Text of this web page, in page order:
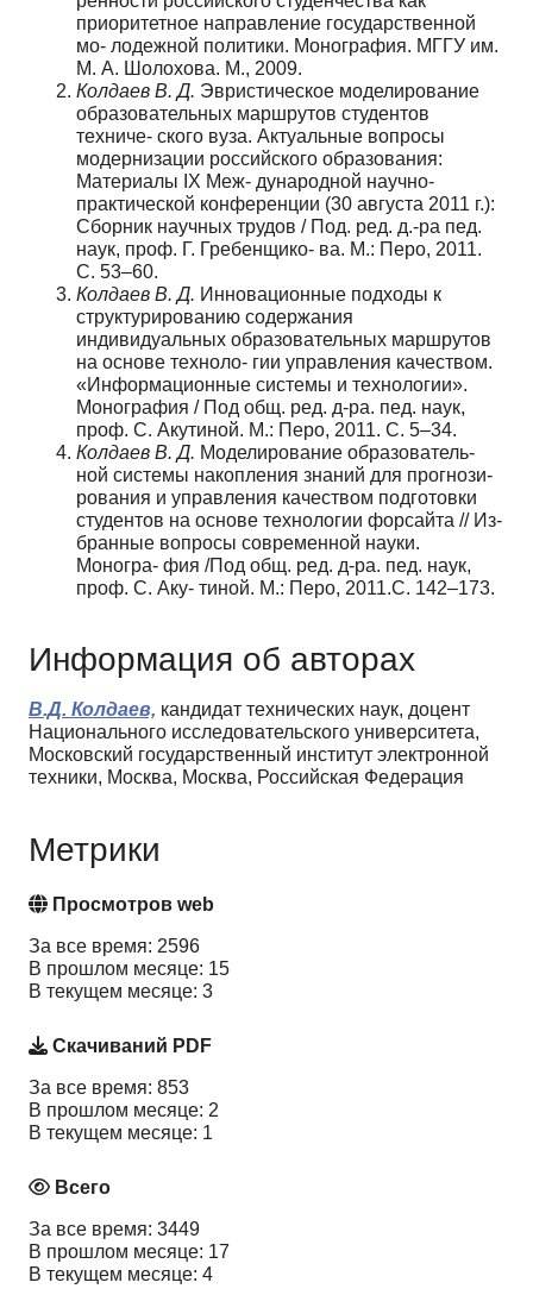
приоритетное направление государственной
мо- лодежной политики. Монография. МГГУ им.
М. А. Шолохова. М., 2009.
Колдаев В. Д. Эвристическое моделирование
образовательных маршрутов студентов
техниче- ского вуза. Актуальные вопросы
модернизации российского образования:
Материалы IX Меж- дународной научно-
практической конференции (30 августа 2011 г.):
Сборник научных трудов / Под. ред. д.-ра пед.
наук, проф. Г. Гребенщико- ва. М.: Перо, 2011.
С. 53–60.
Колдаев В. Д. Инновационные подходы к
структурированию содержания
индивидуальных образовательных маршрутов
на основе техноло- гии управления качеством.
«Информационные системы и технологии».
Монография / Под общ. ред. д-ра. пед. наук,
проф. С. Акутиной. М.: Перо, 2011. С. 5–34.
Колдаев В. Д. Моделирование образователь-
ной системы накопления знаний для прогнози-
рования и управления качеством подготовки
студентов на основе технологии форсайта // Из-
бранные вопросы современной науки.
Моногра- фия /Под общ. ред. д-ра. пед. наук,
проф. С. Аку- тиной. М.: Перо, 2011.С. 142–173.
Информация об авторах
В.Д. Колдаев, кандидат технических наук, доцент
Национального исследовательского университета,
Московский государственный институт электронной
техники, Москва, Москва, Российская Федерация
Метрики
Просмотров web
За все время: 2596
В прошлом месяце: 15
В текущем месяце: 3
Скачиваний PDF
За все время: 853
В прошлом месяце: 2
В текущем месяце: 1
Всего
За все время: 3449
В прошлом месяце: 17
В текущем месяце: 4